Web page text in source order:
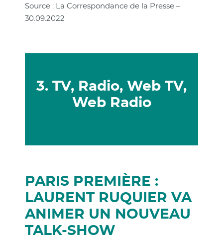
Source : La Correspondance de la Presse –
30.09.2022
3. TV, Radio, Web TV,
Web Radio
PARIS PREMIÈRE :
LAURENT RUQUIER VA
ANIMER UN NOUVEAU
TALK-SHOW